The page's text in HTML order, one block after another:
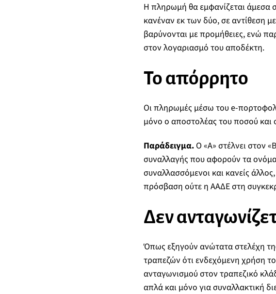
Η πληρωμή θα εμφανίζεται άμεσα
κανέναν εκ των δύο, σε αντίθεση
βαρύνονται με προμήθειες, ενώ
στον λογαριασμό του αποδέκτη.
Το απόρρητο
Οι πληρωμές μέσω του e-
μόνο ο αποστολέας του ποσού και
Παράδειγμα.Ο «Α» στέλνει στον
συναλλαγής που αφορούν τα
συναλλασσόμενοι και κανείς
πρόσβαση ούτε η ΑΑΔΕ στη
Δεν
Όπως εξηγούν ανώτατα στελέχη
τραπεζών ότι ενδεχόμενη χρήση
ανταγωνισμού στον τραπεζικό
απλά και μόνο για συναλλακτική